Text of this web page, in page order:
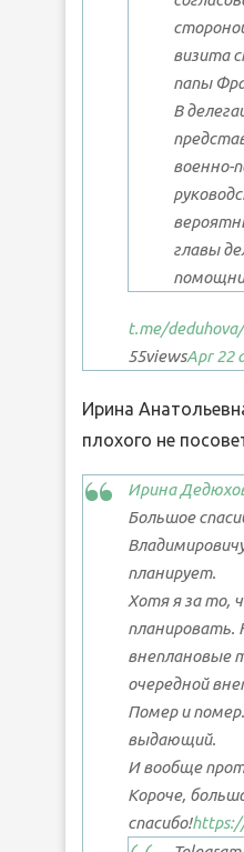
визита
папы
В
военно-
главы
t.me/deduhova
55viewsApr 22
Ирина
плохого не
Ирина
Большое
планирует.
Хотя я за то,
планировать.
внеплановые
очередной
Помер и
выдающий.
И вообще
Короче,
спасибо!